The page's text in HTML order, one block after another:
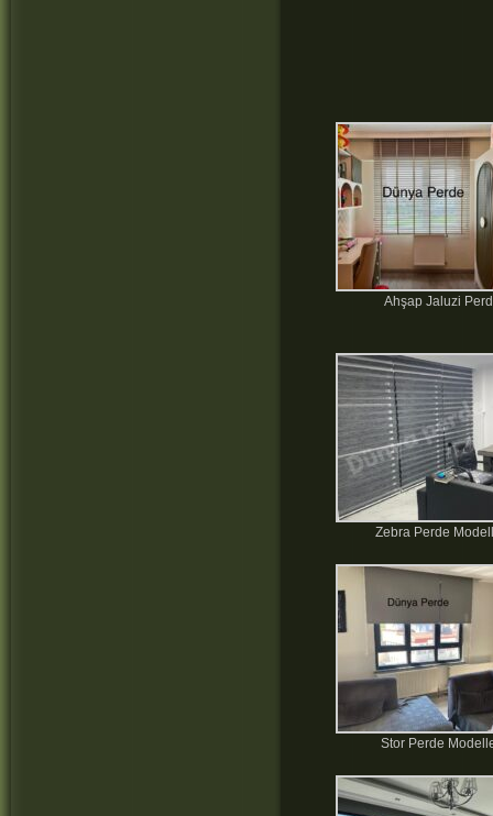
Ahşap Jaluzi
Zebra Perde
Stor Perde